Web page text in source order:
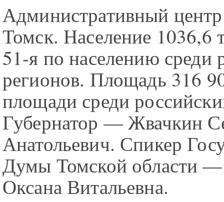
Административный
Томск. Население 1036,6
51-я по населению среди
регионов. Площадь 316
площади среди
Губернатор — Жвачкин
Анатольевич. Спикер
Думы Томской области —
Оксана Витальевна.